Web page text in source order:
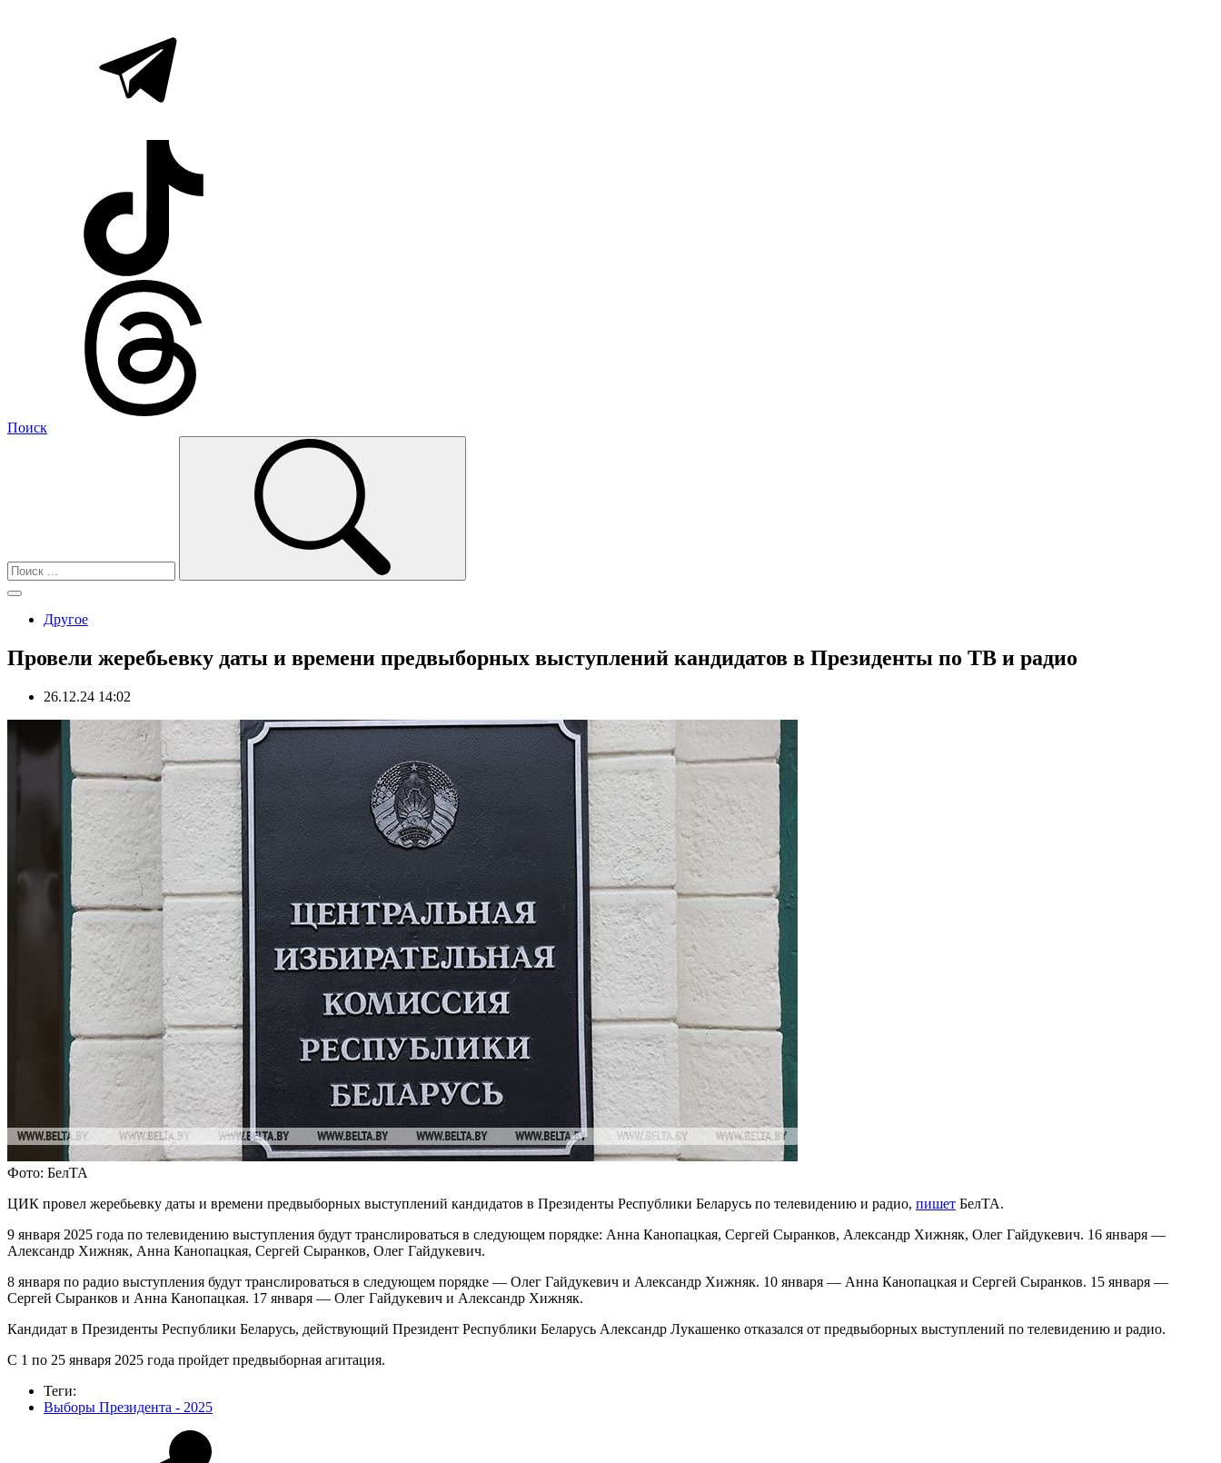
Поиск
Другое
Провели жеребьевку даты и времени предвыборных выступлений кандидатов в Президенты по ТВ и радио
26.12.24 14:02
Фото: БелТА
ЦИК провел жеребьевку даты и времени предвыборных выступлений кандидатов в Президенты Республики Беларусь по телевидению и радио, пишет БелТА.
9 января 2025 года по телевидению выступления будут транслироваться в следующем порядке: Анна Канопацкая, Сергей Сыранков, Александр Хижняк, Олег Гайдукевич. 16 января —
Александр Хижняк, Анна Канопацкая, Сергей Сыранков, Олег Гайдукевич.
8 января по радио выступления будут транслироваться в следующем порядке — Олег Гайдукевич и Александр Хижняк. 10 января — Анна Канопацкая и Сергей Сыранков. 15 января —
Сергей Сыранков и Анна Канопацкая. 17 января — Олег Гайдукевич и Александр Хижняк.
Кандидат в Президенты Республики Беларусь, действующий Президент Республики Беларусь Александр Лукашенко отказался от предвыборных выступлений по телевидению и радио.
С 1 по 25 января 2025 года пройдет предвыборная агитация.
Теги:
Выборы Президента - 2025